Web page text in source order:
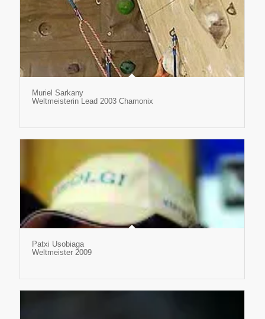
Muriel Sarkany
Weltmeisterin Lead 2003 Chamonix
Patxi Usobiaga
Weltmeister 2009